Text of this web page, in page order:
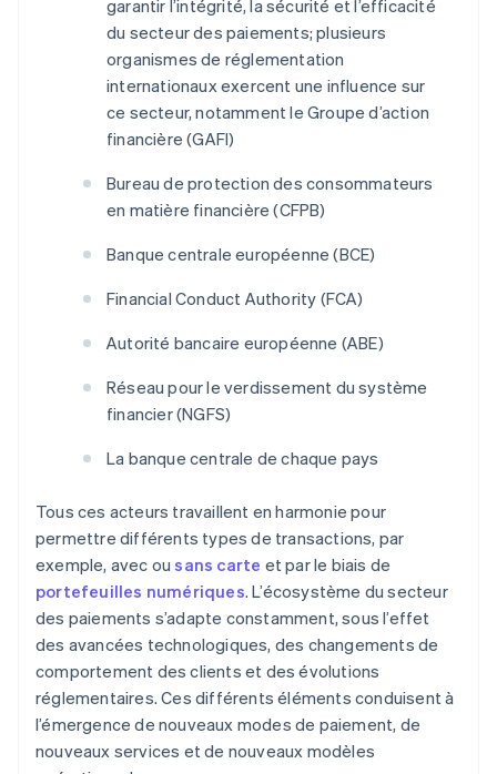
garantir l’intégrité, la sécurité et l’efficacité
du secteur des paiements; plusieurs
organismes de réglementation
internationaux exercent une influence sur
ce secteur, notamment le Groupe d’action
financière (GAFI)
Bureau de protection des consommateurs
en matière financière (CFPB)
Banque centrale européenne (BCE)
Financial Conduct Authority (FCA)
Autorité bancaire européenne (ABE)
Réseau pour le verdissement du système
financier (NGFS)
La banque centrale de chaque pays
Tous ces acteurs travaillent en harmonie pour
permettre différents types de transactions, par
exemple, avec ousans carte et par le biais de
portefeuilles numériques. L’écosystème du secteur
des paiements s’adapte constamment, sous l’effet
des avancées technologiques, des changements de
comportement des clients et des évolutions
réglementaires. Ces différents éléments conduisent à
l’émergence de nouveaux modes de paiement, de
nouveaux services et de nouveaux modèles